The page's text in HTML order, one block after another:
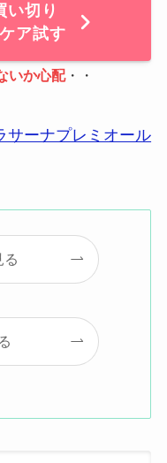
切り
ア試す
いか心配・・
サーナプレミオール
る